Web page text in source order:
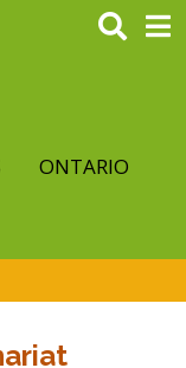
ONTARIO